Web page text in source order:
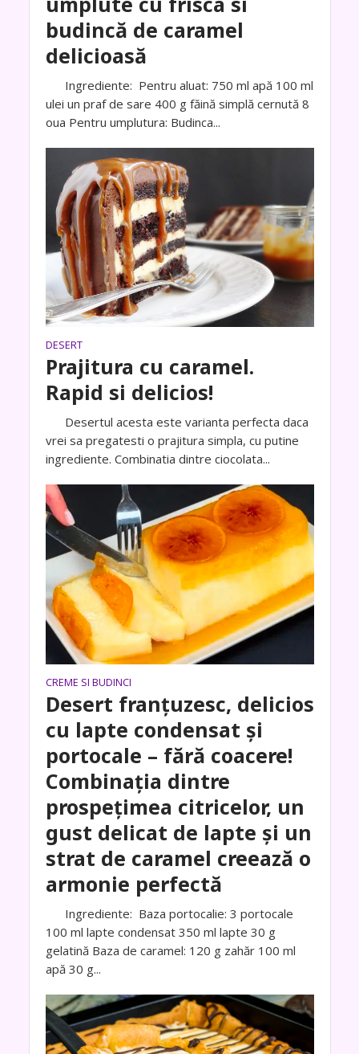
budincă de caramel
delicioasă
Ingrediente: Pentru aluat: 750 ml apă 100 ml
ulei un praf de sare 400 g făină simplă cernută 8
oua Pentru umplutura: Budinca...
DESERT
Prajitura cu caramel.
Rapid si delicios!
Desertul acesta este varianta perfecta daca
vrei sa pregatesti o prajitura simpla, cu putine
ingrediente. Combinatia dintre ciocolata...
CREME SI BUDINCI
Desert franțuzesc, delicios
cu lapte condensat și
portocale – fără coacere!
Combinația dintre
prospețimea citricelor, un
gust delicat de lapte și un
strat de caramel creează o
armonie perfectă
Ingrediente: Baza portocalie: 3 portocale
100 ml lapte condensat 350 ml lapte 30 g
gelatină Baza de caramel: 120 g zahăr 100 ml
apă 30 g...